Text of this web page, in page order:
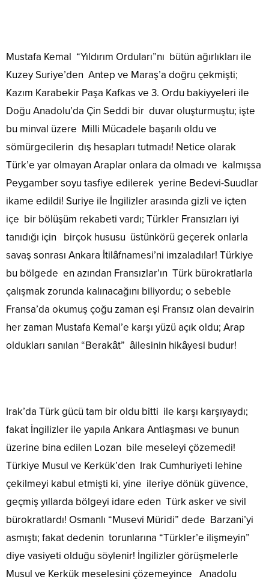
Mustafa Kemal “Yıldırım Orduları”nı bütün ağırlıkları ile
Kuzey Suriye’den Antep ve Maraş’a doğru çekmişti;
Kazım Karabekir Paşa Kafkas ve 3. Ordu bakiyyeleri ile
Doğu Anadolu’da Çin Seddi bir duvar oluşturmuştu; işte
bu minval üzere Milli Mücadele başarılı oldu ve
sömürgecilerin dış hesapları tutmadı! Netice olarak
Türk’e yar olmayan Araplar onlara da olmadı ve kalmışsa
Peygamber soyu tasfiye edilerek yerine Bedevi-Suudlar
ikame edildi! Suriye ile İngilizler arasında gizli ve içten
içe bir bölüşüm rekabeti vardı; Türkler Fransızları iyi
tanıdığı için birçok hususu üstünkörü geçerek onlarla
savaş sonrası Ankara İtilâfnamesi’ni imzaladılar! Türkiye
bu bölgede en azından Fransızlar’ın Türk bürokratlarla
çalışmak zorunda kalınacağını biliyordu; o sebeble
Fransa’da okumuş çoğu zaman eşi Fransız olan devairin
her zaman Mustafa Kemal’e karşı yüzü açık oldu; Arap
oldukları sanılan “Berakât” âilesinin hikâyesi budur!
Irak’da Türk gücü tam bir oldu bitti ile karşı karşıyaydı;
fakat İngilizler ile yapıla Ankara Antlaşması ve bunun
üzerine bina edilen Lozan bile meseleyi çözemedi!
Türkiye Musul ve Kerkük’den Irak Cumhuriyeti lehine
çekilmeyi kabul etmişti ki, yine ileriye dönük güvence,
geçmiş yıllarda bölgeyi idare eden Türk asker ve sivil
bürokratlardı! Osmanlı “Musevi Müridi” dede Barzani’yi
asmıştı; fakat dedenin torunlarına “Türkler’e ilişmeyin”
diye vasiyeti olduğu söylenir! İngilizler görüşmelerle
Musul ve Kerkük meselesini çözemeyince Anadolu